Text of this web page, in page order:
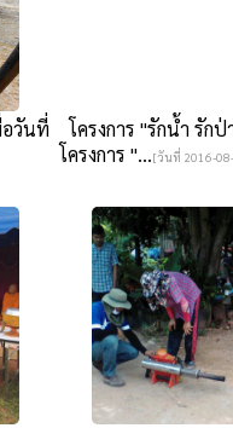
วันที่
โครงการ "รักน้ำ รัก
โครงการ "...[วันที่ 2016-